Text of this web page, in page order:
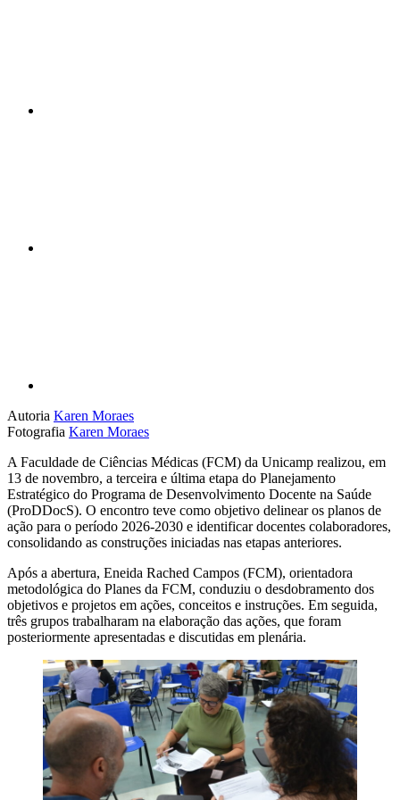
Autoria Karen Moraes
Fotografia Karen Moraes
A Faculdade de Ciências Médicas (FCM) da Unicamp realizou, em
13 de novembro, a terceira e última etapa do Planejamento
Estratégico do Programa de Desenvolvimento Docente na Saúde
(ProDDocS). O encontro teve como objetivo delinear os planos de
ação para o período 2026-2030 e identificar docentes colaboradores,
consolidando as construções iniciadas nas etapas anteriores.
Após a abertura, Eneida Rached Campos (FCM), orientadora
metodológica do Planes da FCM, conduziu o desdobramento dos
objetivos e projetos em ações, conceitos e instruções. Em seguida,
três grupos trabalharam na elaboração das ações, que foram
posteriormente apresentadas e discutidas em plenária.